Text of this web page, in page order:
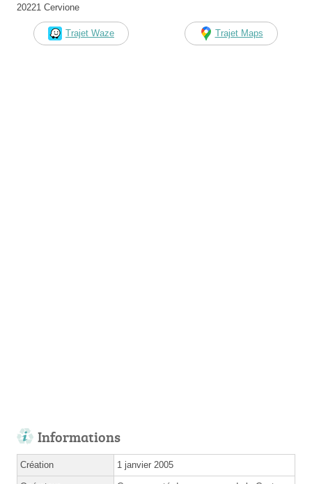
20221 Cervione
Trajet Waze Trajet Maps
Informations
Création 1 janvier 2005